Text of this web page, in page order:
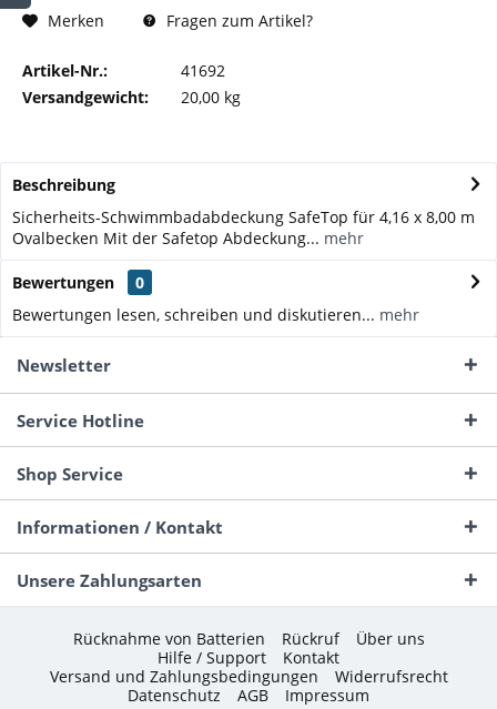
Merken
Fragen zum Artikel?
Artikel-Nr.:
41692
Versandgewicht:
20,00 kg
Beschreibung
Sicherheits-Schwimmbadabdeckung SafeTop für 4,16 x 8,00 m
Ovalbecken Mit der Safetop Abdeckung... mehr
Bewertungen
0
Bewertungen lesen, schreiben und diskutieren... mehr
Newsletter
Service Hotline
Shop Service
Informationen / Kontakt
Unsere Zahlungsarten
Rücknahme von Batterien Rückruf
Über uns
Hilfe / Support
Kontakt
Versand und Zahlungsbedingungen
Widerrufsrecht
Datenschutz
AGB Impressum